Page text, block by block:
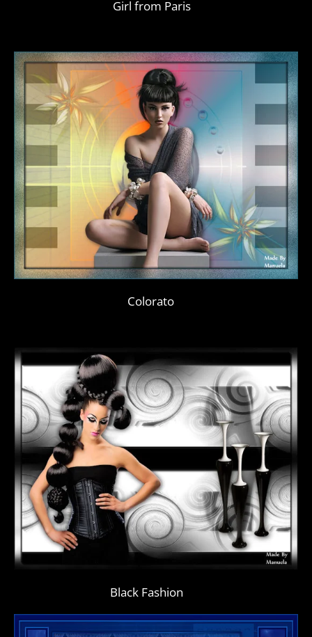
Girl from Paris
Colorato
Black Fashion